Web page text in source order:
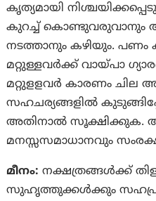
കൃത്യമായി
കുറച്ച് കൊണ്ടുവരുവാനും
നടത്താനും കഴിയും. പണം
മറ്റുള്ളവര്‍ക്ക് വായ്‍പാ
മറ്റുളളവര്‍ കാരണം
സഹചര്യങ്ങളില്‍
അതിനാല്‍ സൂക്ഷിക്കുക.
മനസ്സസമാധാനവും
മീനം:നക്ഷത്രങ്ങള്‍ക്ക്
സുഹൃത്തുക്കള്‍ക്കും